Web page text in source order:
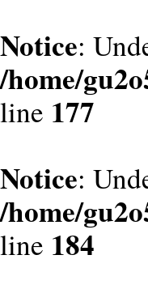
Notice:
/home/
line 177
Notice:
/home/
line 184